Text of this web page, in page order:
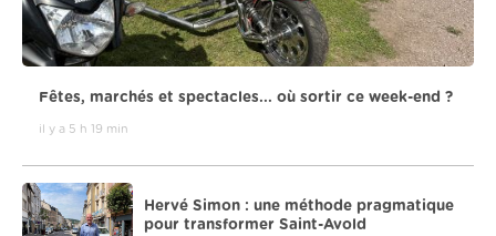
Fêtes, marchés et spectacles... où sortir ce week-end ?
il y a 5 h 19 min
Hervé Simon : une méthode pragmatique
pour transformer Saint-Avold